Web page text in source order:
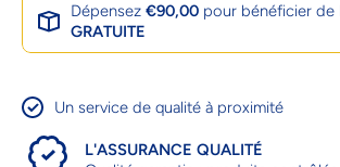
Dépensez €90,00 pour bénéficier de
GRATUITE
Un service de qualité à proximité
L'ASSURANCE QUALITÉ